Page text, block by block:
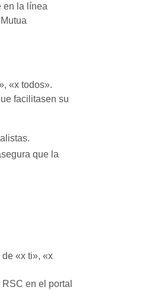
en la línea
«x todos».
facilitasen su
que la
«x ti», «x
en el portal